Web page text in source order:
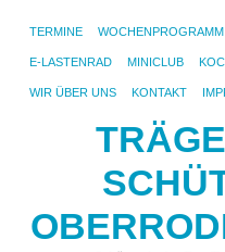
TERMINE WOCHENPROGRAMM
E-LASTENRAD MINICLUB
WIR ÜBER UNS KONTAKT